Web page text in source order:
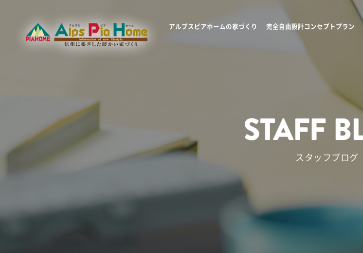
アルプスピアホームの家づくり 完全自由設計コンセプトプラン
スタッフブログ